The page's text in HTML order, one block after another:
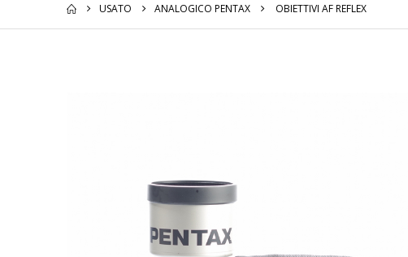
USATO ANALOGICO PENTAX OBIETTIVI AF REFLEX